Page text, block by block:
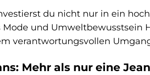
du nicht nur in ein
und Umweltbewusstsein
verantwortungsvollen
Mehr als nur eine